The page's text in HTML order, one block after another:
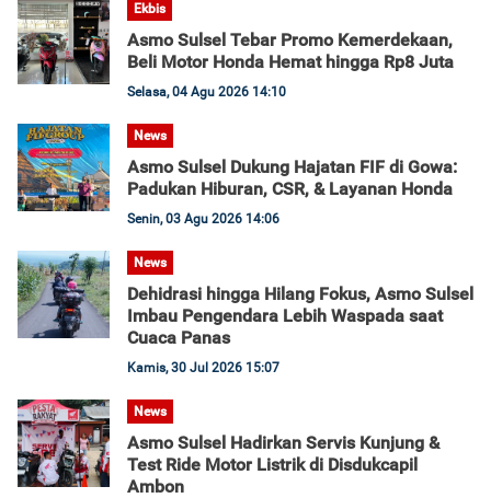
Ekbis
Asmo Sulsel Tebar Promo Kemerdekaan,
Beli Motor Honda Hemat hingga Rp8 Juta
Selasa, 04 Agu 2026 14:10
News
Asmo Sulsel Dukung Hajatan FIF di Gowa:
Padukan Hiburan, CSR, & Layanan Honda
Senin, 03 Agu 2026 14:06
News
Dehidrasi hingga Hilang Fokus, Asmo Sulsel
Imbau Pengendara Lebih Waspada saat
Cuaca Panas
Kamis, 30 Jul 2026 15:07
News
Asmo Sulsel Hadirkan Servis Kunjung &
Test Ride Motor Listrik di Disdukcapil
Ambon